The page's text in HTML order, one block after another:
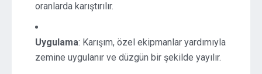
oranlarda karıştırılır.
Uygulama: Karışım, özel ekipmanlar yardımıyla
zemine uygulanır ve düzgün bir şekilde yayılır.